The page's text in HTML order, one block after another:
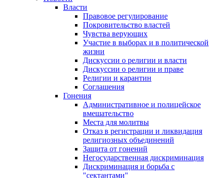
Власти
Правовое регулирование
Покровительство властей
Чувства верующих
Участие в выборах и в политической
жизни
Дискуссии о религии и власти
Дискуссии о религии и праве
Религии и карантин
Соглашения
Гонения
Административное и полицейское
вмешательство
Места для молитвы
Отказ в регистрации и ликвидация
религиозных объединений
Защита от гонений
Негосударственная дискриминация
Дискриминация и борьба с
"сектантами"